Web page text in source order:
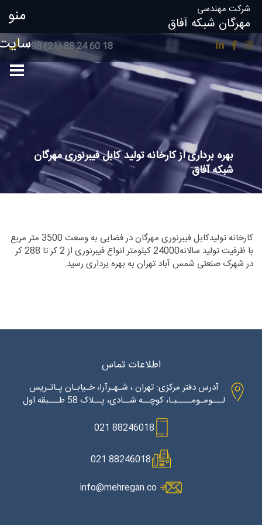
18 60 24 88 (21) 98+
منو
شرکت مهندسی
مهرگان شبکه آفاق
بهره برداری از کارخانه تولید کابل فیبرنوری مهرگان
شبکه آفاق
کارخانه تولیدکابل فیبرنوری مهرگان در فضایی به وسعت 3500 متر مربع
با ظرفیت تولید سالانه24000 کیلومتر انواع فیبرنوری از 2 کر تا 288 کر
در شهرک صنعتی شمس آباد تهران به بهره برداری رسید.
اطلاعات تماس
آدرس دفتر مرکزی: تهران ، شـهـرآرا، خـیابـان پـاتـریس
لـــومـومــــبـا، کوچــه شــادی، پــلاک 58 طـــبقه اول
88246018 021
88246018 021